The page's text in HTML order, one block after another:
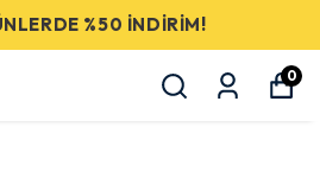
%50 İNDİRİM!
0